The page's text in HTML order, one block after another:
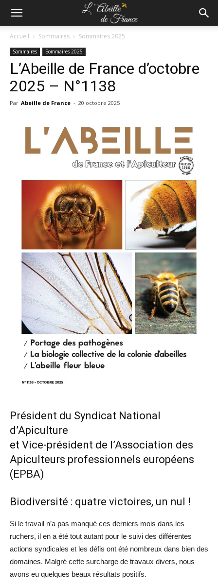
Accueil Sommaires Sommaires 2025
Sommaires Sommaires 2025
L’Abeille de France d’octobre
2025 – N°1138
Par Abeille de France - 20 octobre 2025
Président du Syndicat National
d’Apiculture
et Vice-président de l’Association des
Apiculteurs professionnels européens
(EPBA)
Biodiversité : quatre victoires, un nul !
Si le travail n’a pas manqué ces derniers mois dans les
ruchers, il en a été tout autant pour le suivi des différentes
actions syndicales et les défis ont été nombreux dans bien des
domaines. Malgré cette surcharge de travaux divers, nous
avons eu quelques beaux résultats positifs.